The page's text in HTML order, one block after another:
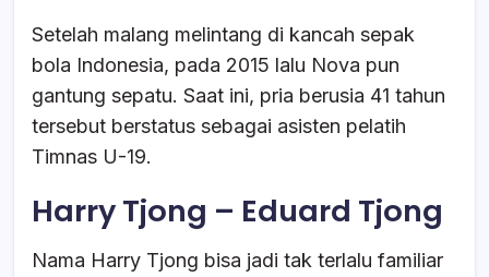
Setelah malang melintang di kancah sepak
bola Indonesia, pada 2015 lalu Nova pun
gantung sepatu. Saat ini, pria berusia 41 tahun
tersebut berstatus sebagai asisten pelatih
Timnas U-19.
Harry Tjong – Eduard Tjong
Nama Harry Tjong bisa jadi tak terlalu familiar